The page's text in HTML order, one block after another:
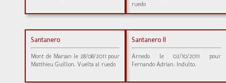
ruedo
Santanero
Mont de Marsan le 28/08/2011 pour
Matthieu Guillon. Vuelta al ruedo
Santanero II
Arnedo le 02/10/2011 pour
Fernando Adrian. Indulto.